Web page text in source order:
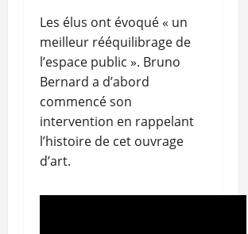
Les élus ont évoqué « un
meilleur rééquilibrage de
l’espace public ». Bruno
Bernard a d’abord
commencé son
intervention en rappelant
l’histoire de cet ouvrage
d’art.